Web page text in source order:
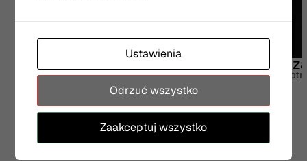
Jarosław Borodziuk
Profesor Bączyński
Marian
Piekielny
Ustawienia
Odrzuć wszystko
Zaakceptuj wszystko